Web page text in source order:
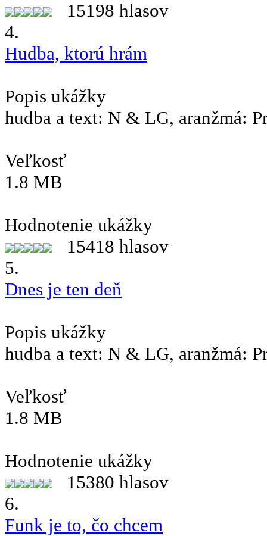
15198 hlasov
4.
Hudba, ktorú hrám
Popis ukážky
hudba a text: N & LG, aranžmá:
Veľkosť
1.8 MB
Hodnotenie ukážky
15418 hlasov
5.
Dnes je ten deň
Popis ukážky
hudba a text: N & LG, aranžmá:
Veľkosť
1.8 MB
Hodnotenie ukážky
15380 hlasov
6.
Funk je to, čo chcem